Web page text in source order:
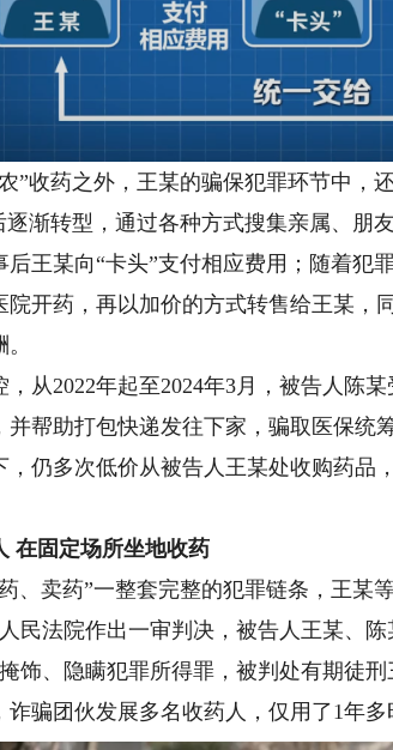
药之外，王某的骗保犯罪环节中，
逐渐转型，通过各种方式搜集亲属、朋
后王某向“卡头”支付相应费用；随着犯
院开药，再以加价的方式转售给王某，
2022年起至2024年3月，被告人陈某
并帮助打包快递发往下家，骗取医保统
，仍多次低价从被告人王某处收购药品
在固定场所坐地收药
卖药”一整套完整的犯罪链条，王某
民法院作出一审判决，被告人王某、
饰、隐瞒犯罪所得罪，被判处有期徒
骗团伙发展多名收药人，仅用了1年多